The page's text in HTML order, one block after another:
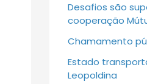
Desafios são
cooperação
Chamamento
Estado
Leopoldina